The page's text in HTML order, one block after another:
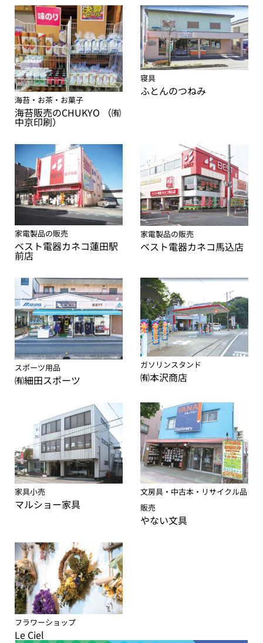
海苔・お茶・お菓子
海苔販売のCHUKYO （㈲
中京印刷）
寝具
ふとんのつねみ
家電製品の販売
ベスト電器カネコ蓮田駅
前店
家電製品の販売
ベスト電器カネコ馬込店
スポーツ用品
㈲細田スポーツ
ガソリンスタンド
㈲本沢商店
家具小売
マルショー家具
文房具・中古本・リサイクル品
販売
やない文具
フラワーショップ
Le Ciel